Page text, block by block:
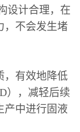
设计合理，在
，不会发生堵
，有效地降低
），减轻后续
产中进行固液